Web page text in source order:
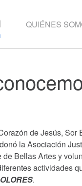
QUIÉNES
de Jesús,
la Asociación
Bellas Artes y
actividades
.